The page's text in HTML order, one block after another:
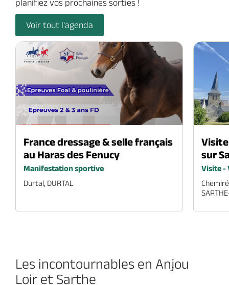
planifiez vos prochaines sorties !
Voir tout l'agenda
France dressage & selle français
au Haras des Fenucy
Manifestation sportive
Durtal, DURTAL
sur
Visite -
Les incontournables en Anjou
Loir et Sarthe